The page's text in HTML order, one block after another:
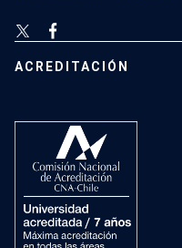
ACREDITACIÓN